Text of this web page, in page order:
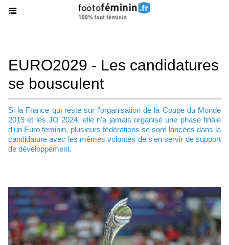
EURO2029 - Les candidatures
se bousculent
Si la France qui reste sur l'organisation de la Coupe du Monde
2019 et les JO 2024, elle n'a jamais organisé une phase finale
d'un Euro féminin, plusieurs fédérations se sont lancées dans la
candidature avec les mêmes volontés de s'en servir de support
de développement.